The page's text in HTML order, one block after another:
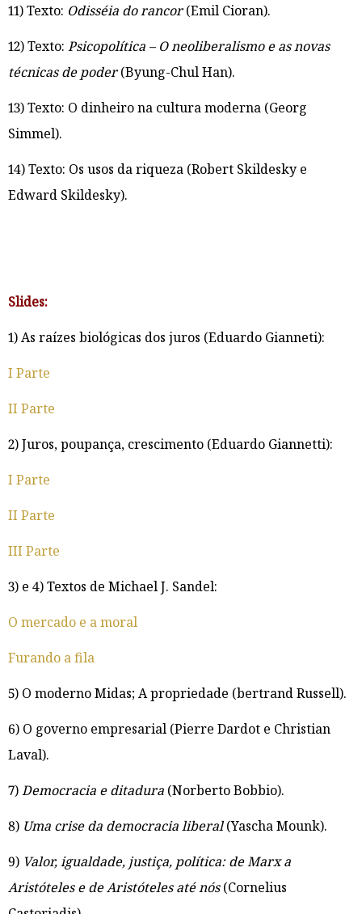
11) Texto: Odisséia do rancor(Emil Cioran).
12) Texto: Psicopolítica – O neoliberalismo e as novas
técnicas de poder(Byung-Chul Han).
13) Texto: O dinheiro na cultura moderna (Georg
Simmel).
14) Texto: Os usos da riqueza (Robert Skildesky e
Edward Skildesky).
Slides:
1) As raízes biológicas dos juros (Eduardo Gianneti):
I Parte
II Parte
2) Juros, poupança, crescimento (Eduardo Giannetti):
I Parte
II Parte
III Parte
3) e 4) Textos de Michael J. Sandel:
O mercado e a moral
Furando a fila
5) O moderno Midas; A propriedade (bertrand Russell).
6) O governo empresarial (Pierre Dardot e Christian
Laval).
7)Democracia e ditadura (Norberto Bobbio).
8) Uma crise da democracia liberal(Yascha Mounk).
9) Valor, igualdade, justiça, política: de Marx a
Aristóteles e de Aristóteles até nós(Cornelius